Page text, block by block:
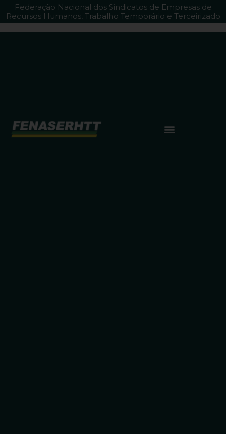
Federação Nacional dos Sindicatos de Empresas de
Recursos Humanos, Trabalho Temporário e Terceirizado